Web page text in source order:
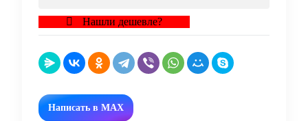
Нашли дешевле?
Написать в MAX